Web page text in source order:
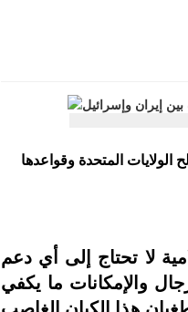
المتحدة وقواعدها
لا تحتاج إلى أي دعم
والإمكانات ما يكفي